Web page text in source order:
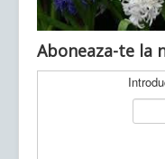
Aboneaza-te la